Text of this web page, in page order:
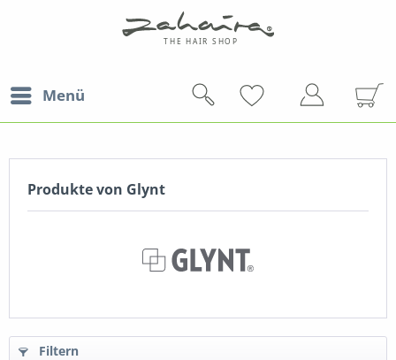
Menü
Produkte von Glynt
Filtern